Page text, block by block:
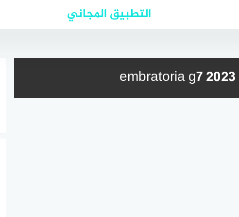
التطبيق المجاني